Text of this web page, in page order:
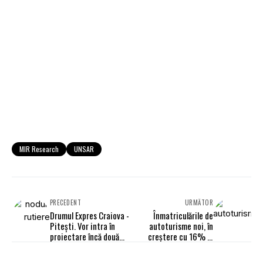
MIR Research UNSAR
PRECEDENT
Drumul Expres Craiova -
Pitești. Vor intra în
proiectare încă două
URMĂTOR
Înmatriculările de
autoturisme noi, în
creștere cu 16% în